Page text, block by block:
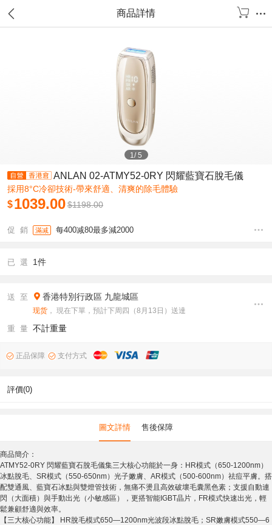
商品詳情
1/5
ANLAN 02-ATMY52-0RY 閃耀藍寶石脫毛儀
採用8°C冷卻技術-帶來舒適、清爽的除毛體驗
$1039.00$1198.00
促 銷 滿减 每400减80最多減2000
已 選 1件
送 至 香港特別行政區 九龍城區
现货 ， 現在下單，預計下周四（8月13日）送達
重 量 不計重量
正品保障 支付方式
評價(0)
圖文詳情 售後保障
商品簡介：
ATMY52-0RY 閃耀藍寶石脫毛儀集三大核心功能於一身：HR模式（650-1200nm）
冰點脫毛、SR模式（550-650nm）光子嫩膚、AR模式（500-600nm）祛痘平膚。搭
配雙通風、藍寶石冰點與雙燈管技術，無痛不燙且高效破壞毛囊黑色素；支援自動連
閃（大面積）與手動出光（小敏感區），更搭智能IGBT晶片，FR模式快速出光，輕
鬆兼顧舒適與效率。
【三大核心功能】 HR脫毛模式650—1200nm光波段冰點脫毛；SR嫩膚模式550—6